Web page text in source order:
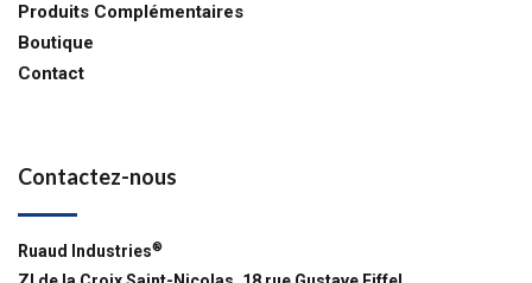
Produits Complémentaires
Boutique
Contact
Contactez-nous
Ruaud Industries®